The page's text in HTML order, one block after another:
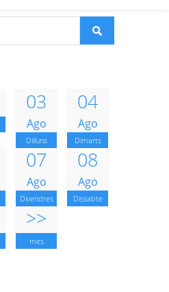
03
Ago
Dilluns
04
Ago
Dimarts
07
Ago
Divendres
08
Ago
Dissabte
>>
mes